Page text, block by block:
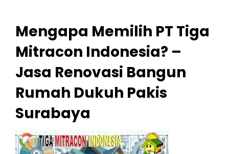
Mengapa Memilih PT Tiga
Mitracon Indonesia? –
Jasa Renovasi Bangun
Rumah Dukuh Pakis
Surabaya